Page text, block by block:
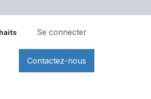
Se connecter
Contactez-nous